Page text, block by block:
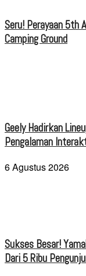
Seru! Perayaan 5th
Camping Ground
Geely Hadirkan
Pengalaman
6 Agustus 2026
Sukses Besar!
Dari 5 Ribu